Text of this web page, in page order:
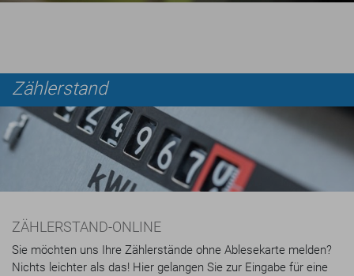
Zählerstand
ZÄHLERSTAND-ONLINE
Sie möchten uns Ihre Zählerstände ohne Ablesekarte melden?
Nichts leichter als das! Hier gelangen Sie zur Eingabe für eine